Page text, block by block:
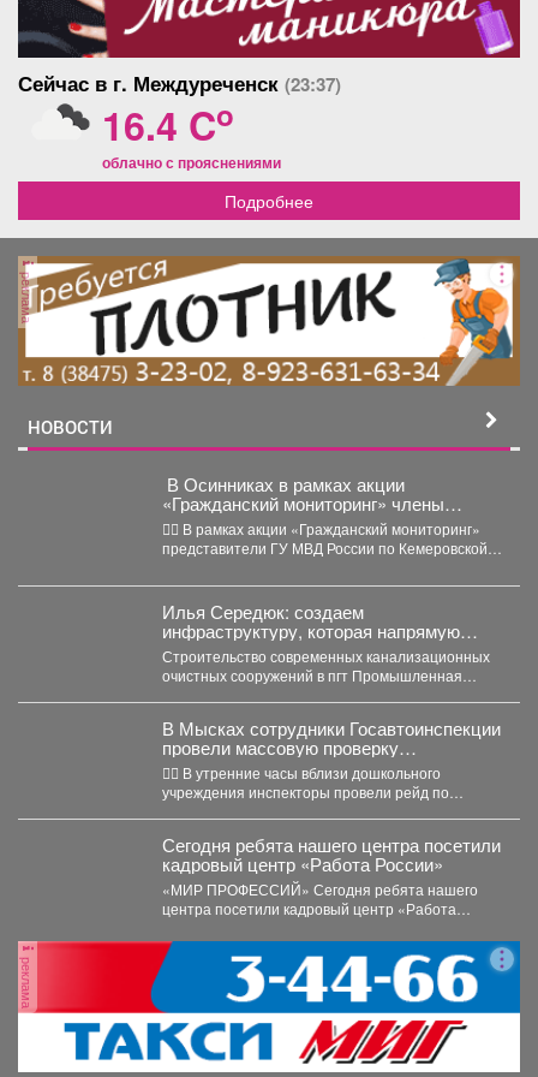
громко, утвердительно и с чувством собственного
достоинства. Смотри-ка, он послушал! Засеменил по
еще одним...
Сейчас в г. Междуреченск (23:37)
16.4 Co
облачно с прояснениями
Подробнее
реклама
НОВОСТИ
️ В Осинниках в рамках акции
«Гражданский мониторинг» члены
Общественного совета проверили
изолятор временного содержания
👮‍♂️ В рамках акции «Гражданский мониторинг»
представители ГУ МВД России по Кемеровской
Илья Середюк: создаем
инфраструктуру, которая напрямую
повышает качество жизни людей
Строительство современных канализационных
очистных сооружений в пгт Промышленная
В Мысках сотрудники Госавтоинспекции
провели массовую проверку
соблюдения правил перевозки юных
пассажиров
👮‍♂ В утренние часы вблизи дошкольного
учреждения инспекторы провели рейд по
Сегодня ребята нашего центра посетили
кадровый центр «Работа России»
«МИР ПРОФЕССИЙ» Сегодня ребята нашего
центра посетили кадровый центр «Работа
реклама